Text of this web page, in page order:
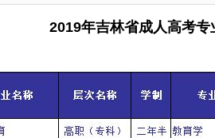
2019年吉林省成人高考